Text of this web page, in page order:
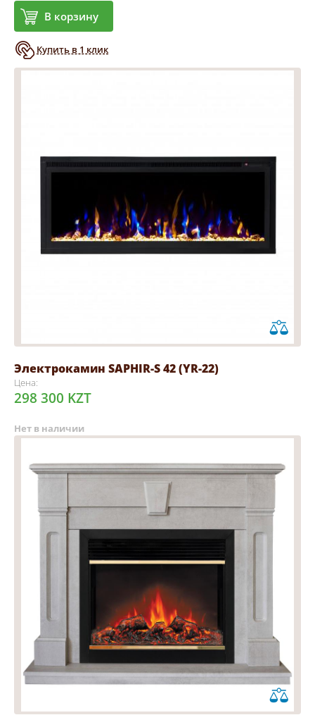
В корзину
Купить в 1 клик
Электрокамин SAPHIR-S 42 (YR-22)
Цена:
298 300 KZT
Нет в наличии